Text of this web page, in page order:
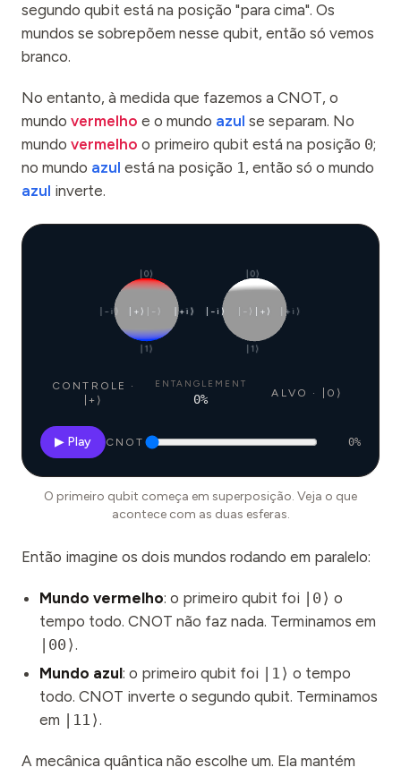
segundo qubit está na posição "para cima". Os
mundos se sobrepõem nesse qubit, então só vemos
branco.
No entanto, à medida que fazemos a CNOT, o
mundo vermelho e o mundo azul se separam. No
mundo vermelho o primeiro qubit está na posição 0;
no mundo azul está na posição 1, então só o mundo
azul inverte.
|+⟩ |−⟩ |+i⟩
|−i⟩
|0⟩
|1⟩
|+⟩
|−⟩ |+i⟩
|−i⟩
|0⟩
|1⟩
CONTROLE ·
|+⟩
ENTANGLEMENT
0% ALVO · |0⟩
▶ Play CNOT 0%
O primeiro qubit começa em superposição. Veja o que
acontece com as duas esferas.
Então imagine os dois mundos rodando em paralelo:
Mundo vermelho: o primeiro qubit foi |0⟩ o
tempo todo. CNOT não faz nada. Terminamos em
|00⟩.
Mundo azul: o primeiro qubit foi |1⟩ o tempo
todo. CNOT inverte o segundo qubit. Terminamos
em
|11⟩.
A mecânica quântica não escolhe um. Ela mantém